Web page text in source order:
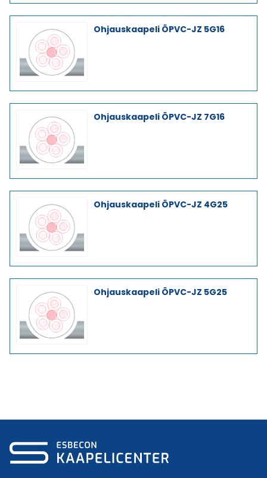
Ohjauskaapeli ÖPVC-JZ 5G16
Ohjauskaapeli ÖPVC-JZ 7G16
Ohjauskaapeli ÖPVC-JZ 4G25
Ohjauskaapeli ÖPVC-JZ 5G25